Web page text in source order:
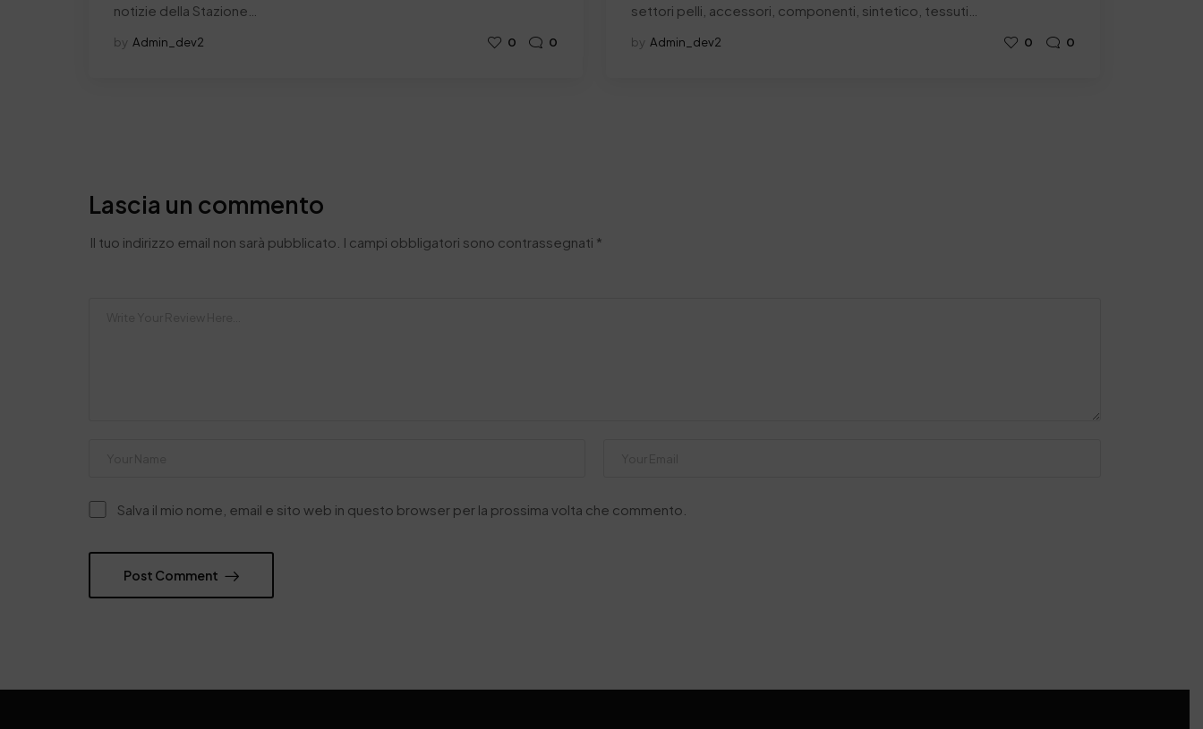
notizie della Stazione…
by Admin_dev2 0 0
settori pelli, accessori, componenti, sintetico, tessuti…
by Admin_dev2 0 0
Lascia un commento
Il tuo indirizzo email non sarà pubblicato. I campi obbligatori sono contrassegnati *
Salva il mio nome, email e sito web in questo browser per la prossima volta che commento.
Post Comment